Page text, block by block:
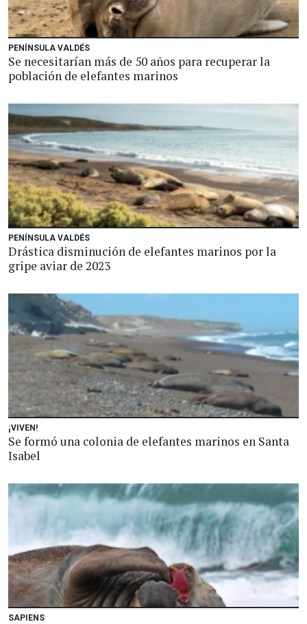
PENÍNSULA VALDÉS
Se necesitarían más de 50 años para recuperar la
población de elefantes marinos
PENÍNSULA VALDÉS
Drástica disminución de elefantes marinos por la
gripe aviar de 2023
¡VIVEN!
Se formó una colonia de elefantes marinos en Santa
Isabel
SAPIENS